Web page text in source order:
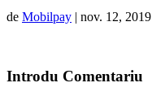
de Mobilpay | nov. 12, 2019
Introdu Comentariu